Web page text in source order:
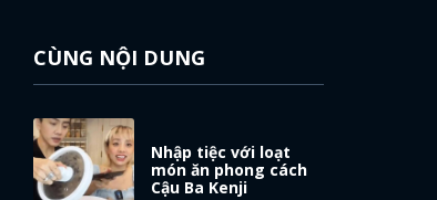
CÙNG NỘI DUNG
Nhập tiệc với loạt
món ăn phong cách
Cậu Ba Kenji